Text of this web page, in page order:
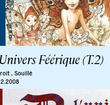
Féérique (T.2)
. Souillé